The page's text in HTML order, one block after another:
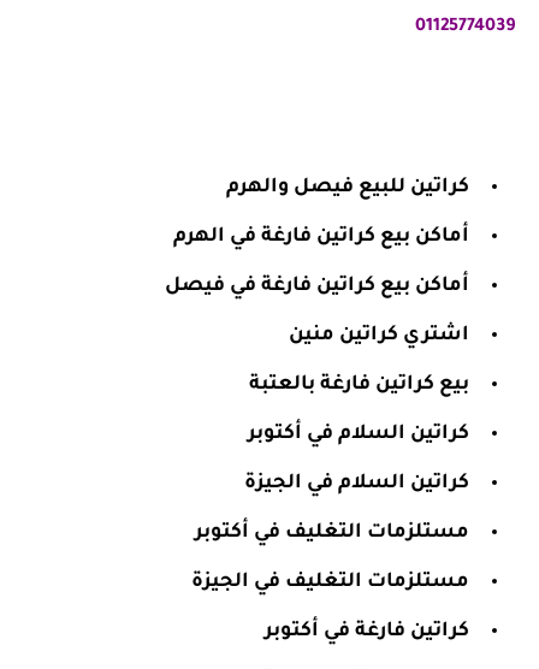
⁦01125774039
كراتين للبيع فيصل والهرم
أماكن بيع كراتين فارغة في الهرم
أماكن بيع كراتين فارغة في فيصل
اشتري كراتين منين
بيع كراتين فارغة بالعتبة
كراتين السلام في أكتوبر
كراتين السلام في الجيزة
مستلزمات التغليف في أكتوبر
مستلزمات التغليف في الجيزة
كراتين فارغة في أكتوبر